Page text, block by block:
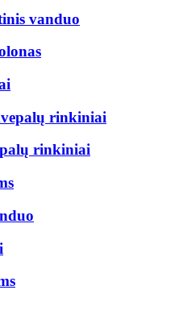
vanduo
rinkiniai
rinkiniai